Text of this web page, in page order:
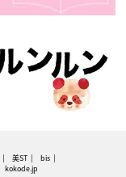
美ST
bis
kokode.jp